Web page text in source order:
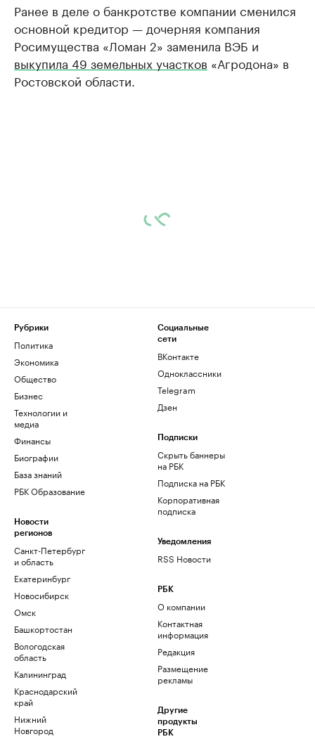
Ранее в деле о банкротстве компании сменился
основной кредитор — дочерняя компания
Росимущества «Ломан 2» заменила ВЭБ и
выкупила 49 земельных участков «Агродона» в
Ростовской области.
Рубрики
Политика
Экономика
Общество
Бизнес
Технологии и
медиа
Финансы
Биографии
База знаний
РБК Образование
Новости
регионов
Санкт-Петербург
и область
Екатеринбург
Новосибирск
Омск
Башкортостан
Вологодская
область
Калининград
Краснодарский
край
Нижний
Новгород
Социальные
сети
ВКонтакте
Одноклассники
Telegram
Дзен
Подписки
Скрыть баннеры
на РБК
Подписка на РБК
Корпоративная
подписка
Уведомления
RSS Новости
РБК
О компании
Контактная
информация
Редакция
Размещение
рекламы
Другие
продукты
РБК